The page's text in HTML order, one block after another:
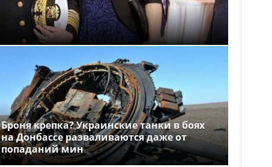
Броня крепка? Украинские танки в боях
на Донбассе разваливаются даже от
попаданий мин